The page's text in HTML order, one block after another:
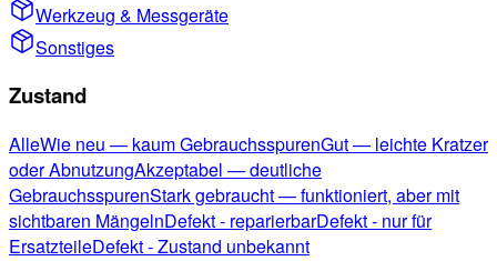
Werkzeug & Messgeräte
Sonstiges
Zustand
AlleWie neu — kaum GebrauchsspurenGut — leichte Kratzer
oder AbnutzungAkzeptabel — deutliche
GebrauchsspurenStark gebraucht — funktioniert, aber mit
sichtbaren MängelnDefekt - reparierbarDefekt - nur für
ErsatzteileDefekt - Zustand unbekannt